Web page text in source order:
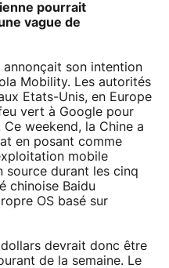
pourrait
vague de
annonçait son intention
Mobility. Les autorités
Etats-Unis, en Europe
vert à Google pour
weekend, la Chine a
en posant comme
mobile
source durant les cinq
chinoise Baidu
OS basé sur
devrait donc être
de la semaine. Le